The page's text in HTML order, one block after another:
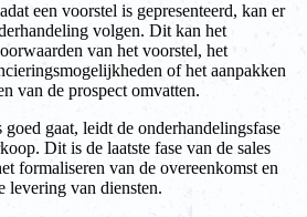
een voorstel is gepresenteerd, kan er
volgen. Dit kan het
van het voorstel, het
of het aanpakken
van de prospect omvatten.
gaat, leidt de onderhandelingsfase
Dit is de laatste fase van de sales
formaliseren van de overeenkomst en
levering van diensten.